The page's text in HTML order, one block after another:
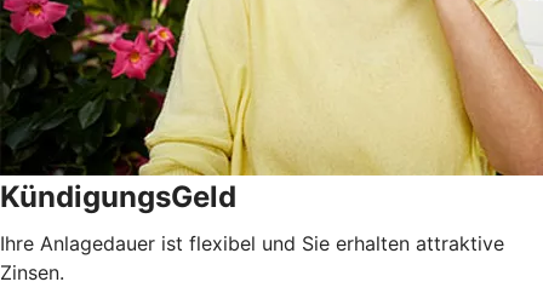
KündigungsGeld
Ihre Anlagedauer ist flexibel und Sie erhalten attraktive
Zinsen.